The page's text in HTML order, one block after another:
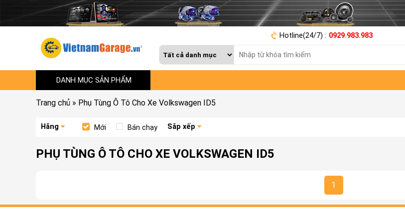
Hotline(24/7) : 0929.983.983
DANH MỤC SẢN PHẨM
Trang chủ » Phụ Tùng Ô Tô Cho Xe Volkswagen ID5
Hãng Mới Bán chạy Sắp xếp
PHỤ TÙNG Ô TÔ CHO XE VOLKSWAGEN ID5
1